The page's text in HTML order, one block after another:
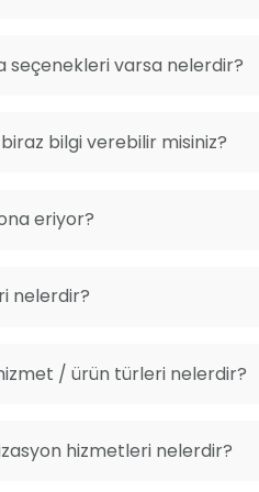
varsa nelerdir?
bilgi verebilir misiniz?
eriyor?
nelerdir?
/ ürün türleri nelerdir?
hizmetleri nelerdir?